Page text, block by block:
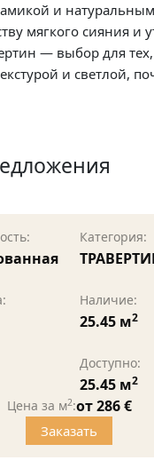
и
мягкого сияния и
— выбор для
и светлой,
Категория:
Наличие:
25.45 м2
Доступно:
25.45 м2
Цена за м2:от 286 €
Заказать